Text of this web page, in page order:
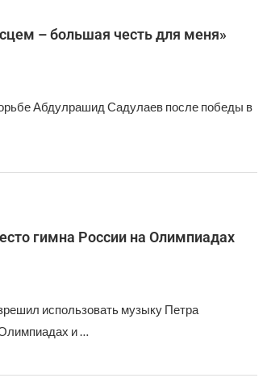
– большая честь для меня»
Абдулрашид Садулаев после победы в
гимна России на Олимпиадах
использовать музыку Петра
Олимпиадах и …